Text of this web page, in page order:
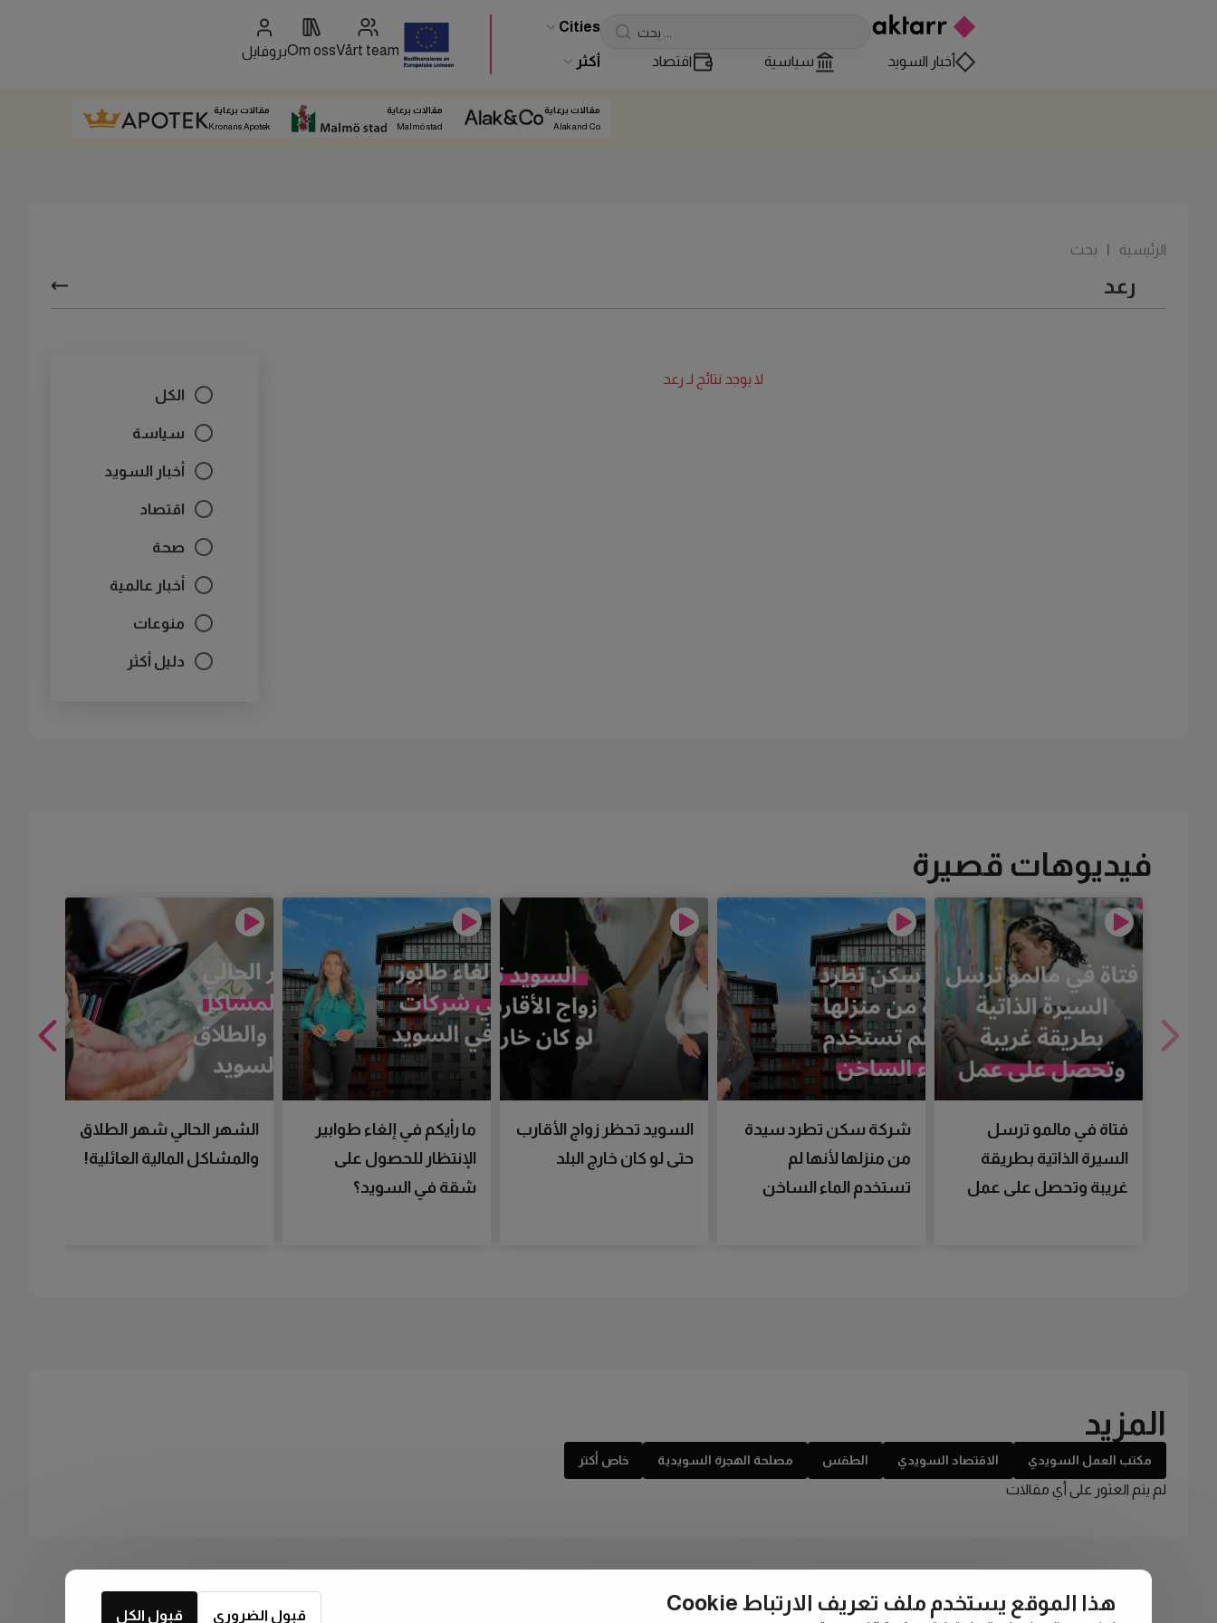
Cities
أخبار السويد سياسية اقتصاد أكثر
Vårt team
Om ossبروفايل
مقالات برعاية
Alak and Co
مقالات برعاية
Malmö stad
مقالات برعاية
Kronans Apotek
الرئيسية | بحث
الكل
سياسة
أخبار السويد
اقتصاد
صحة
أخبار عالمية
منوعات
دليل أكثر
لا يوجد نتائج لـ رعد
فيديوهات قصيرة
فتاة في مالمو ترسل
السيرة الذاتية بطريقة
غريبة وتحصل على عمل
شركة سكن تطرد سيدة
من منزلها لأنها لم
تستخدم الماء الساخن
السويد تحظر زواج الأقارب
حتى لو كان خارج البلد
ما رأيكم في إلغاء طوابير
الإنتظار للحصول على
شقة في السويد؟
الشهر الحالي شهر الطلاق
والمشاكل المالية العائلية!
المزيد
مكتب العمل السويدي الاقتصاد السويدي الطقس مصلحة الهجرة السويدية خاص أكتر
لم يتم العثور على أي مقالات
هذا الموقع يستخدم ملف تعريف الارتباط Cookie
قبول الكل قبول الضروري